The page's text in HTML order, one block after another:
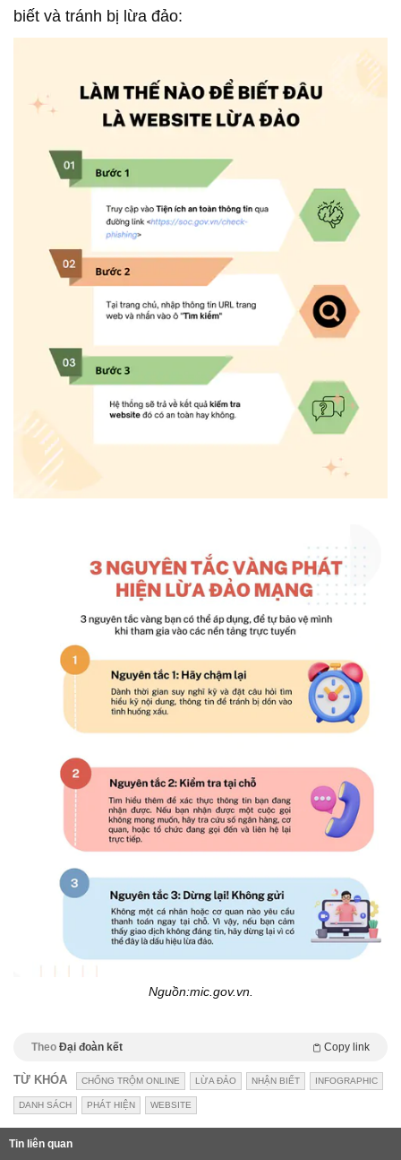
biết và tránh bị lừa đảo:
Nguồn:mic.gov.vn.
Theo Đại đoàn kết Copy link
TỪ KHÓA CHỐNG TRỘM ONLINE LỪA ĐẢO NHẬN BIẾT INFOGRAPHIC
DANH SÁCH PHÁT HIỆN WEBSITE
Tin liên quan